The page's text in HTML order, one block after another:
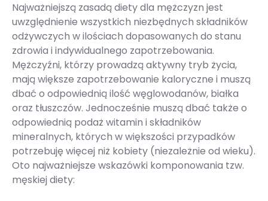
Najważniejszą zasadą diety dla mężczyzn jest
uwzględnienie wszystkich niezbędnych składników
odżywczych w ilościach dopasowanych do stanu
zdrowia i indywidualnego zapotrzebowania.
Mężczyźni, którzy prowadzą aktywny tryb życia,
mają większe zapotrzebowanie kaloryczne i muszą
dbać o odpowiednią ilość węglowodanów, białka
oraz tłuszczów. Jednocześnie muszą dbać także o
odpowiednią podaż witamin i składników
mineralnych, których w większości przypadków
potrzebuję więcej niż kobiety (niezależnie od wieku).
Oto najważniejsze wskazówki komponowania tzw.
męskiej diety: